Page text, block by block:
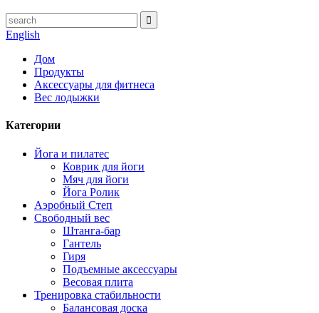
English
Дом
Продукты
Аксессуары для фитнеса
Вес лодыжки
Категории
Йога и пилатес
Коврик для йоги
Мяч для йоги
Йога Ролик
Аэробный Степ
Свободный вес
Штанга-бар
Гантель
Гиря
Подъемные аксессуары
Весовая плита
Тренировка стабильности
Балансовая доска